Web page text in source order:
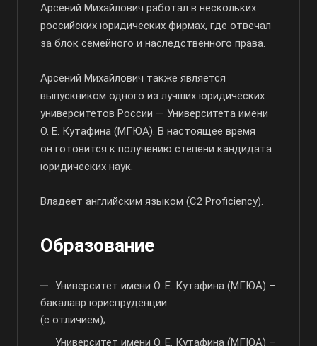
Арсений Михайлович работал в нескольких
российских юридических фирмах, где отвечал
за блок семейного и наследственного права.
Арсений Михайлович также является
выпускником одного из лучших юридических
университетов России — Университета имени
О. Е. Кутафина (МГЮА). В настоящее время
он готовится к получению степени кандидата
юридических наук.
Владеет английским языком (C2 Proficiency).
Образование
Университет имени О. Е. Кутафина (МГЮА) –
бакалавр юриспруденции
(с отличием);
Университет имени О. Е. Кутафина (МГЮА) –